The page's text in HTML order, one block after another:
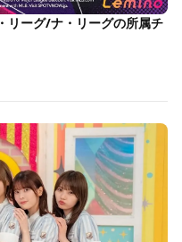
リーグ/ナ・リーグの所属チ